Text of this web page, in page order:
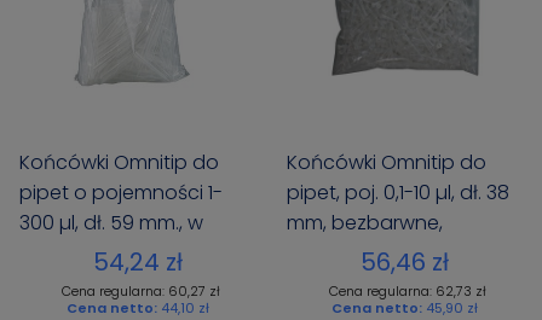
Końcówki Omnitip do
pipet o pojemności 1-
300 µl, dł. 59 mm., w
worku, 1000 szt.
54,24 zł
Cena regularna: 60,27 zł
Cena netto: 44,10 zł
Końcówki Omnitip do
pipet, poj. 0,1-10 µl, dł. 38
mm, bezbarwne,
pakowane w worku po
1000 szt.
56,46 zł
Cena regularna: 62,73 zł
Cena netto: 45,90 zł